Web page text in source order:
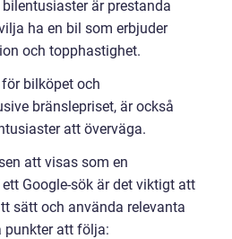
är prestanda
ha en bil som erbjuder
och topphastighet.
bilköpet och
bränslepriset, är också
att överväga.
att visas som en
Google-sök är det viktigt att
sätt och använda relevanta
punkter att följa: